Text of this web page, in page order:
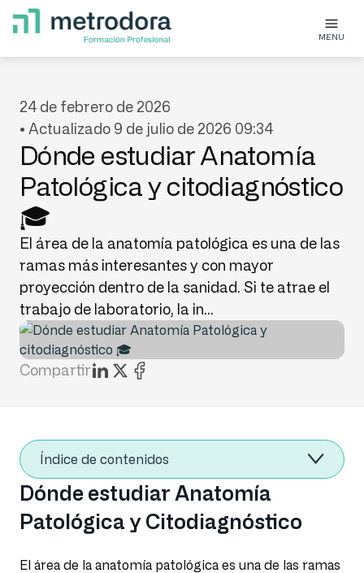
MENU
24 de febrero de 2026
• Actualizado 9 de julio de 2026 09:34
Dónde estudiar Anatomía
Patológica y citodiagnóstico
🎓
El área de la anatomía patológica es una de las
ramas más interesantes y con mayor
proyección dentro de la sanidad. Si te atrae el
trabajo de laboratorio, la in...
Compartir
Índice de contenidos
Dónde estudiar Anatomía
Patológica y Citodiagnóstico
El área de la anatomía patológica es una de las ramas